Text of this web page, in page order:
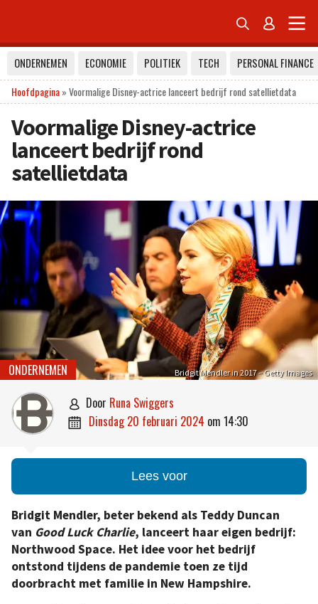
 
ONDERNEMEN ECONOMIE POLITIEK TECH
PERSONAL FINANCE
Hoofdpagina»Voormalige Disney-actrice lanceert bedrijf rond satellietdata
Voormalige Disney-actrice
lanceert bedrijf rond
satellietdata
Bridgit Mendler in 2017 – Getty Images
ONDERNEMEN
 door Runa Swiggers
 dinsdag 20 februari 2024 om 14:30
Lees voor
Bridgit Mendler, beter bekend als Teddy Duncan
van Good Luck Charlie, lanceert haar eigen bedrijf:
Northwood Space. Het idee voor het bedrijf
ontstond tijdens de pandemie toen ze tijd
doorbracht met familie in New Hampshire.